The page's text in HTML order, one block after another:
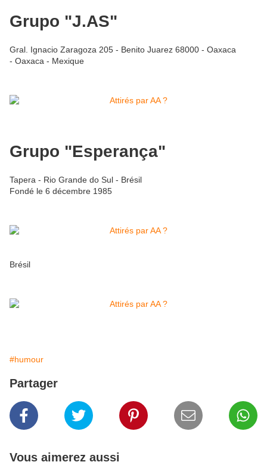
Grupo "J.AS"
Gral. Ignacio Zaragoza 205 - Benito Juarez 68000 - Oaxaca
- Oaxaca - Mexique
Grupo "Esperança"
Tapera - Rio Grande do Sul - Brésil
Fondé le 6 décembre 1985
Brésil
#humour
Partager
Vous aimerez aussi